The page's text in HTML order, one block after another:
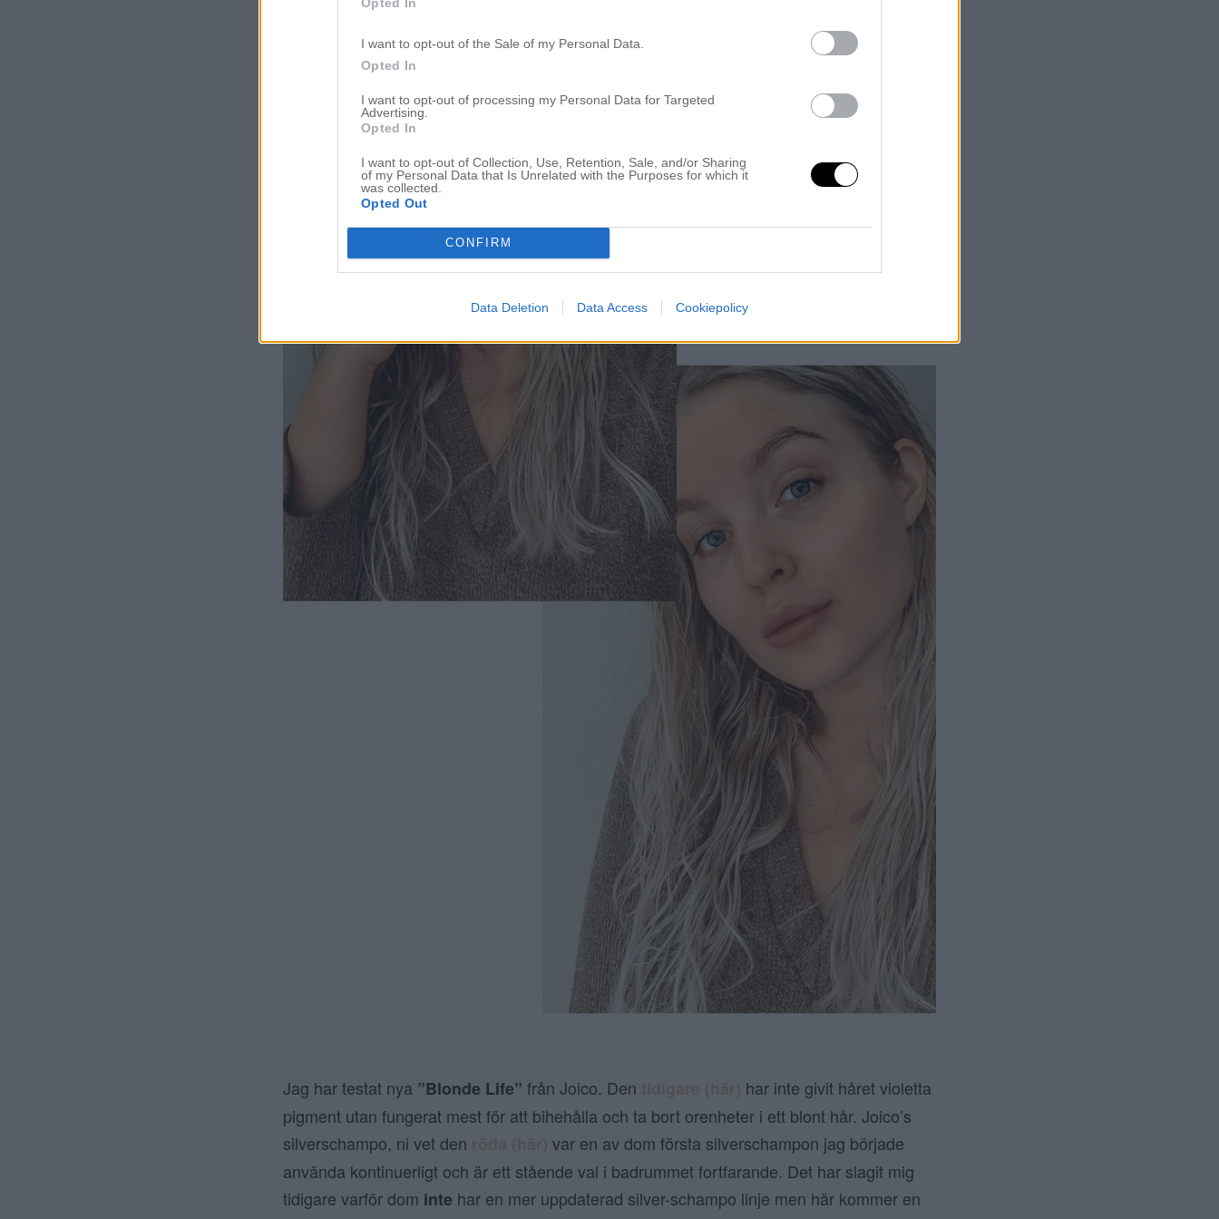
I want to opt-out of the Sale of my Personal Data.
Opted In
I want to opt-out of processing my Personal Data for Targeted
Advertising.
Opted In
I want to opt-out of Collection, Use, Retention, Sale, and/or Sharing
of my Personal Data that Is Unrelated with the Purposes for which it
was collected.
Opted Out
CONFIRM
Data Deletion Data Access Cookiepolicy
Jag har testat nya ”Blonde Life” från Joico. Den
har inte givit håret violetta
pigment utan fungerat mest för att bihehålla och ta bort orenheter i ett blont hår. Joico’s
silverschampo, ni vet den
var en av dom första silverschampon jag började
använda kontinuerligt och är ett stående val i badrummet fortfarande. Det har slagit mig
tidigare varför dom inte har en mer uppdaterad silver-schampo linje men här kommer en